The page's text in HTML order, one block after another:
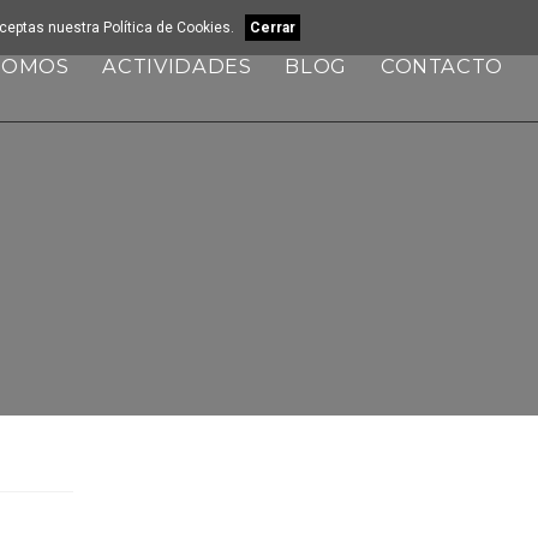
ACTIVIDADES BLOG CONTACTO
nuestra Política de Cookies. Cerrar